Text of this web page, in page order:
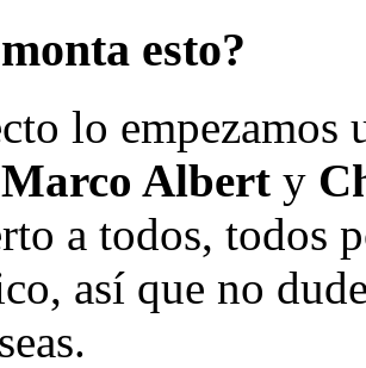
esto?
lo empezamos
Albert y
a todos, todos
así que no